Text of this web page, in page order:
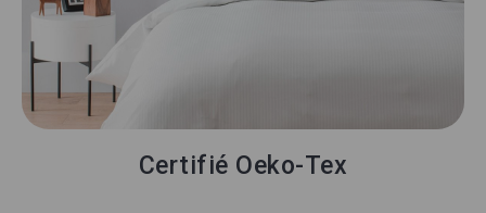
Certifié Oeko-Tex